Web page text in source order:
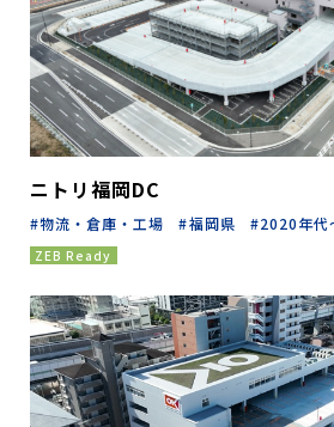
ニトリ福岡DC
物流・倉庫・工場 福岡県 2020年代
ZEB Ready